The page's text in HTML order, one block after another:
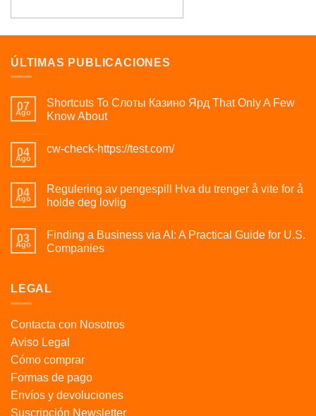
ÚLTIMAS PUBLICACIONES
07
Ago
Shortcuts To Слоты Казино Ярд That Only A Few
Know About
04
Ago
cw-check-https://test.com/
04
Ago
Regulering av pengespill Hva du trenger å vite for å
holde deg lovlig
03
Ago
Finding a Business via AI: A Practical Guide for U.S.
Companies
LEGAL
Contacta con Nosotros
Aviso Legal
Cómo comprar
Formas de pago
Envíos y devoluciones
Suscripción Newsletter